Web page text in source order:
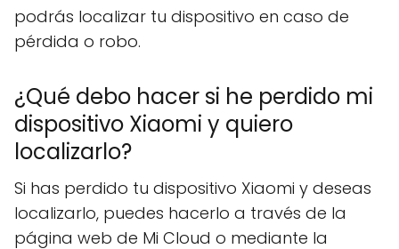
podrás localizar tu dispositivo en caso de
pérdida o robo.
¿Qué debo hacer si he perdido mi
dispositivo Xiaomi y quiero
localizarlo?
Si has perdido tu dispositivo Xiaomi y deseas
localizarlo, puedes hacerlo a través de la
página web de Mi Cloud o mediante la